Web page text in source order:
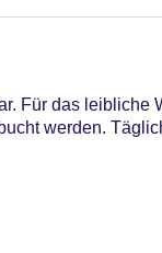
Für das leibliche
werden.